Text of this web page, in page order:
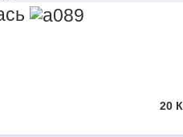
20